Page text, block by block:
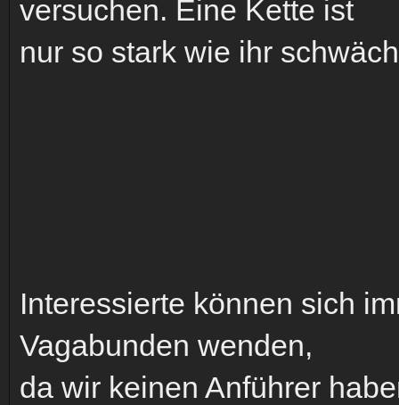
versuchen. Eine Kette ist
nur so stark wie ihr
Interessierte können sich
Vagabunden wenden,
da wir keinen Anführer